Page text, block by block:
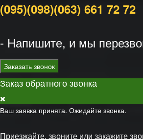
(095)(098)(063) 661 72 72
- Напишите, и мы
Заказать звонок
Заказ обратного звонка
Ваш заявка принята. Ожидайте звонка.
Приезжайте, звоните или закажите